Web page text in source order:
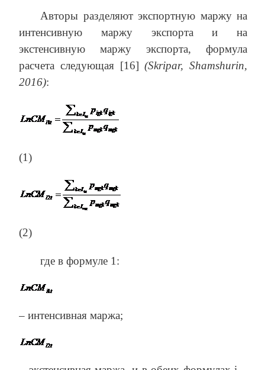
Авторы разделяют экспортную маржу на
интенсивную маржу экспорта и на
экстенсивную маржу экспорта, формула
расчета следующая [16](Skripar, Shamshurin,
2016):
(1)
(2)
где в формуле 1:
– интенсивная маржа;